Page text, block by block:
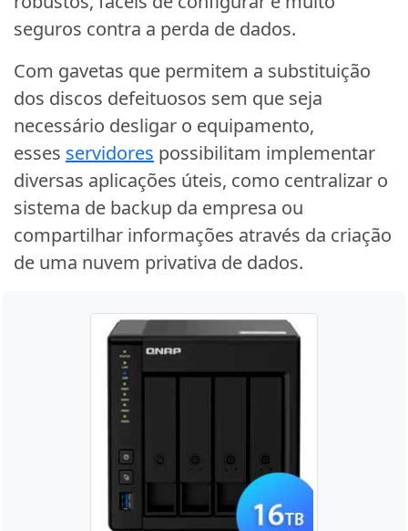
seguros contra a perda de dados.
Com gavetas que permitem a substituição
dos discos defeituosos sem que seja
necessário desligar o equipamento,
esses servidores possibilitam implementar
diversas aplicações úteis, como centralizar o
sistema de backup da empresa ou
compartilhar informações através da criação
de uma nuvem privativa de dados.